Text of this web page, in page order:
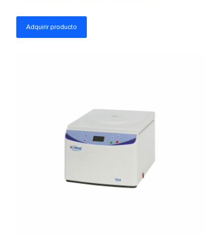
Adquirir producto